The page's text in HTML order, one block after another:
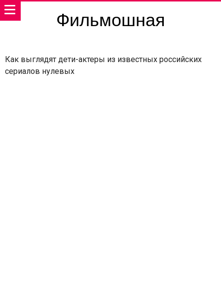
Фильмошная
Как выглядят дети-актеры из известных российских
сериалов нулевых